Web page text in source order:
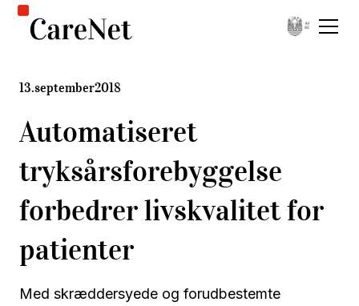
13.september2018
Automatiseret
tryksårsforebyggelse
forbedrer livskvalitet for
patienter
Med skræddersyede og forudbestemte